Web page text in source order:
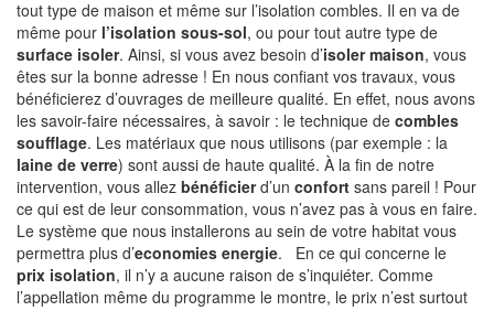
tout type de maison et même sur l’isolation combles. Il en va de
même pour l’isolation sous-sol, ou pour tout autre type de
surface isoler. Ainsi, si vous avez besoin d’isoler maison, vous
êtes sur la bonne adresse ! En nous confiant vos travaux, vous
bénéficierez d’ouvrages de meilleure qualité. En effet, nous avons
les savoir-faire nécessaires, à savoir : le technique de combles
soufflage. Les matériaux que nous utilisons (par exemple : la
laine de verre) sont aussi de haute qualité. À la fin de notre
intervention, vous allez bénéficierd’un confort sans pareil ! Pour
ce qui est de leur consommation, vous n’avez pas à vous en faire.
Le système que nous installerons au sein de votre habitat vous
permettra plus d’economies energie. En ce qui concerne le
prix isolation, il n’y a aucune raison de s’inquiéter. Comme
l’appellation même du programme le montre, le prix n’est surtout